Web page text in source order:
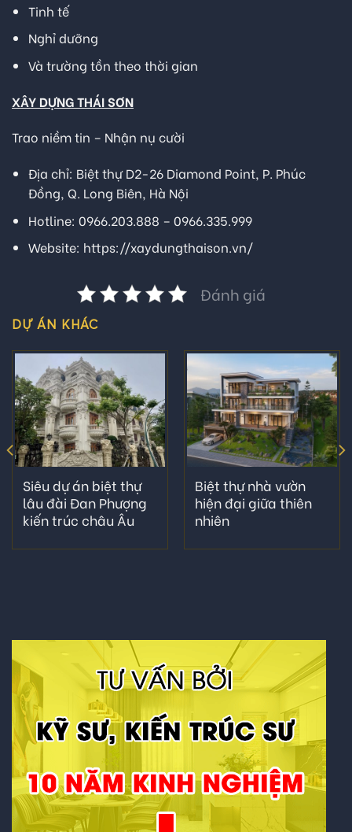
Tinh tế
Nghỉ dưỡng
Và trường tồn theo thời gian
XÂY DỰNG THÁI SƠN
Trao niềm tin – Nhận nụ cười
Địa chỉ: Biệt thự D2-26 Diamond Point, P. Phúc
Đồng, Q. Long Biên, Hà Nội
Hotline: 0966.203.888 – 0966.335.999
Website: https://xaydungthaison.vn/
Đánh giá
DỰ ÁN KHÁC
Siêu dự án biệt thự
lâu đài Đan Phượng
kiến trúc châu Âu
Biệt thự nhà vườn
hiện đại giữa thiên
nhiên